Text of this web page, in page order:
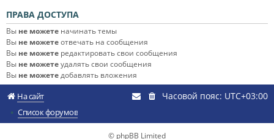
ПРАВА ДОСТУПА
Вы не можете начинать темы
Вы не можетеотвечать на сообщения
Вы не можете редактировать свои сообщения
Вы не можетеудалять свои сообщения
Вы не можетедобавлять вложения
На сайт
Список форумов
Часовой пояс: UTC+03:00
© phpBB Limited